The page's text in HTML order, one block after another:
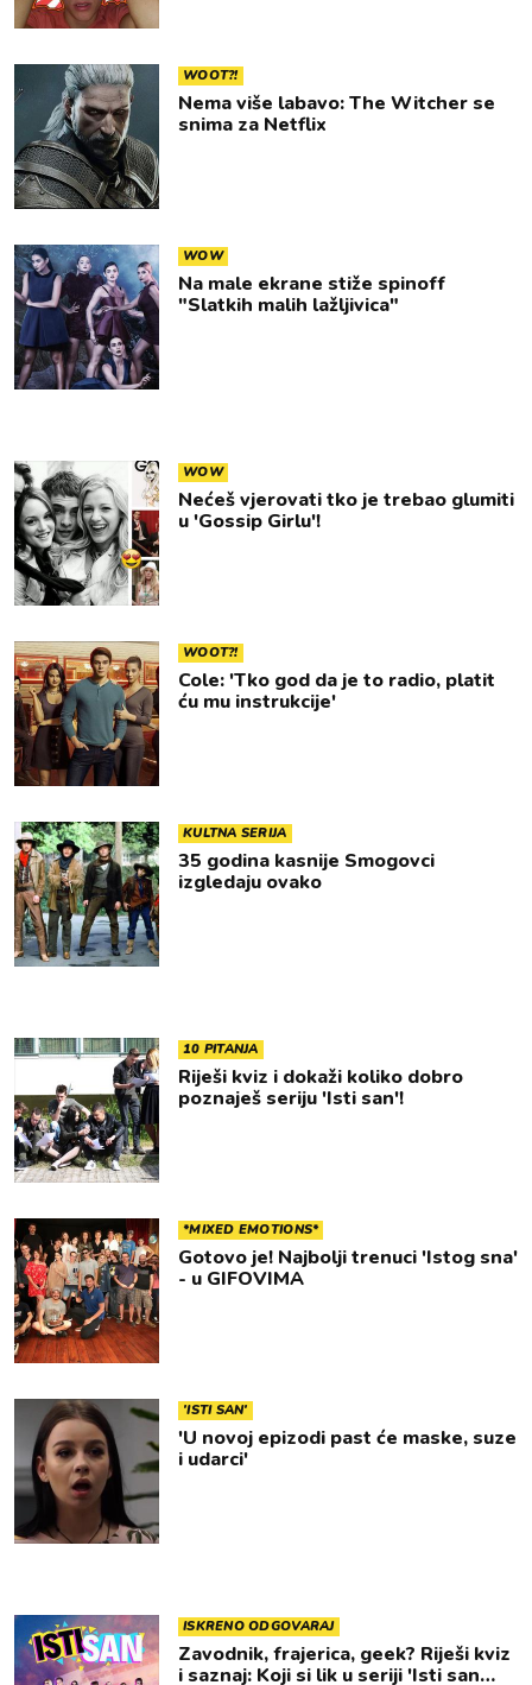
WOOT?!
Nema više labavo: The Witcher se
snima za Netflix
WOW
Na male ekrane stiže spinoff
"Slatkih malih lažljivica"
WOW
Nećeš vjerovati tko je trebao glumiti
u 'Gossip Girlu'!
WOOT?!
Cole: 'Tko god da je to radio, platit
ću mu instrukcije'
KULTNA SERIJA
35 godina kasnije Smogovci
izgledaju ovako
10 PITANJA
Riješi kviz i dokaži koliko dobro
poznaješ seriju 'Isti san'!
*MIXED EMOTIONS*
Gotovo je! Najbolji trenuci 'Istog sna'
- u GIFOVIMA
'ISTI SAN'
'U novoj epizodi past će maske, suze
i udarci'
ISKRENO ODGOVARAJ
Zavodnik, frajerica, geek? Riješi kviz
i saznaj: Koji si lik u seriji 'Isti san…